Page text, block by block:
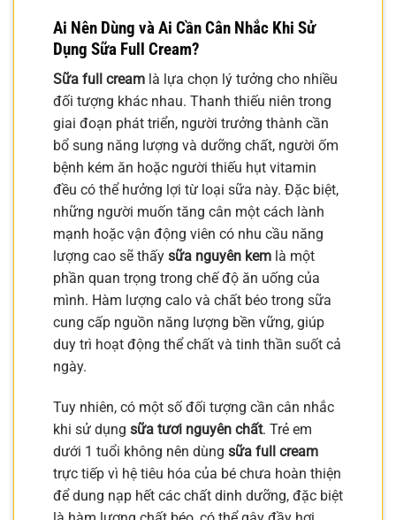
Ai Nên Dùng và Ai Cần Cân Nhắc Khi Sử
Dụng Sữa Full Cream?
Sữa full cream là lựa chọn lý tưởng cho nhiều
đối tượng khác nhau. Thanh thiếu niên trong
giai đoạn phát triển, người trưởng thành cần
bổ sung năng lượng và dưỡng chất, người ốm
bệnh kém ăn hoặc người thiếu hụt vitamin
đều có thể hưởng lợi từ loại sữa này. Đặc biệt,
những người muốn tăng cân một cách lành
mạnh hoặc vận động viên có nhu cầu năng
lượng cao sẽ thấy sữa nguyên kem là một
phần quan trọng trong chế độ ăn uống của
mình. Hàm lượng calo và chất béo trong sữa
cung cấp nguồn năng lượng bền vững, giúp
duy trì hoạt động thể chất và tinh thần suốt cả
ngày.
Tuy nhiên, có một số đối tượng cần cân nhắc
khi sử dụng sữa tươi nguyên chất. Trẻ em
dưới 1 tuổi không nên dùng sữa full cream
trực tiếp vì hệ tiêu hóa của bé chưa hoàn thiện
để dung nạp hết các chất dinh dưỡng, đặc biệt